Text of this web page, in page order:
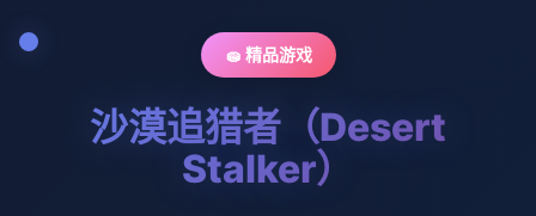
🧽 精品游戏
沙漠追猎者（Desert
Stalker）